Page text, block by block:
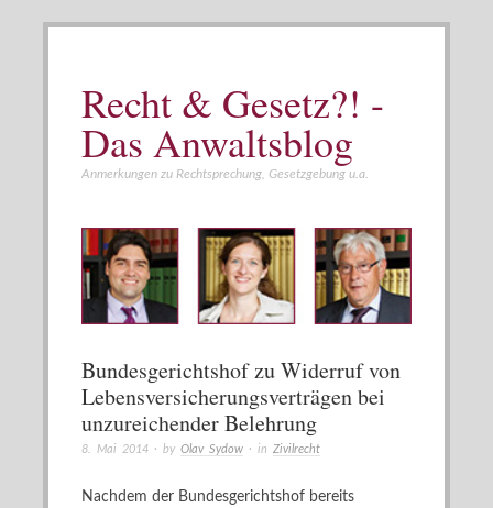
Recht & Gesetz?! -
Das Anwaltsblog
Anmerkungen zu Rechtsprechung, Gesetzgebung u.a.
Bundesgerichtshof zu Widerruf von
Lebensversicherungsverträgen bei
unzureichender Belehrung
8. Mai 2014 · by Olav Sydow · in Zivilrecht
Nachdem der Bundesgerichtshof bereits